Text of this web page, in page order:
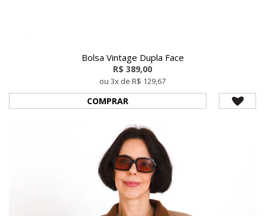
Bolsa Vintage Dupla Face
R$ 389,00
ou 3x de R$ 129,67
COMPRAR